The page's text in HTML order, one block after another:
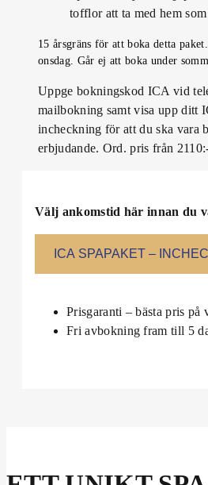
tofflor att ta med hem
15 årsgräns för att boka detta
onsdag. Går ej att boka under
Uppge bokningskod ICA vid
mailbokning samt visa upp ditt
incheckning för att du ska vara
erbjudande. Ord. pris från
Välj ankomstid här innan du
ICA SPAPAKET –
Prisgaranti – bästa pris på
Fri avbokning fram till 5